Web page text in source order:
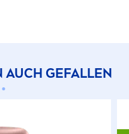
AUCH GEFALLEN